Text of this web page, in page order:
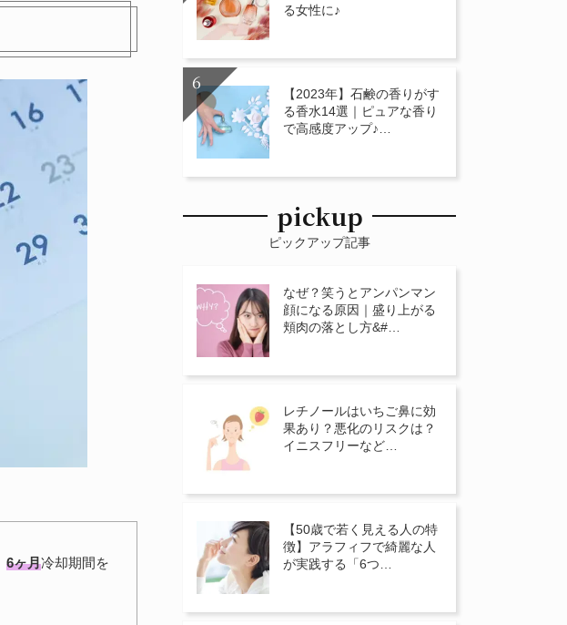
6ヶ月冷却期間を
る女性に♪
【2023年】石鹸の香りがす
る香水14選｜ピュアな香り
で高感度アップ♪…
pickup
ピックアップ記事
なぜ？笑うとアンパンマン
顔になる原因｜盛り上がる
頬肉の落とし方&#…
レチノールはいちご鼻に効
果あり？悪化のリスクは？
イニスフリーなど…
【50歳で若く見える人の特
徴】アラフィフで綺麗な人
が実践する「6つ…